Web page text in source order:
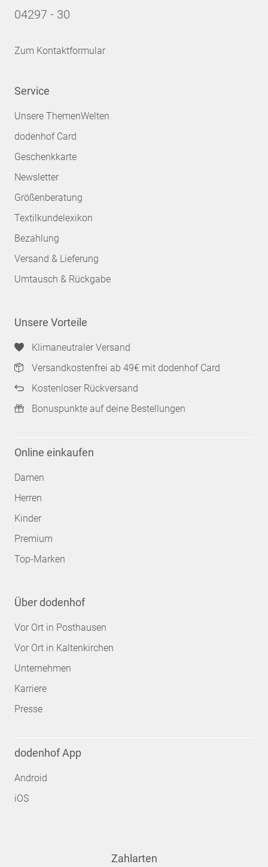
04297 - 30
Zum Kontaktformular
Service
Unsere ThemenWelten
dodenhof Card
Geschenkkarte
Newsletter
Größenberatung
Textilkundelexikon
Bezahlung
Versand & Lieferung
Umtausch & Rückgabe
Unsere Vorteile
Klimaneutraler Versand
Versandkostenfrei ab 49€ mit dodenhof Card
Kostenloser Rückversand
Bonuspunkte auf deine Bestellungen
Online einkaufen
Damen
Herren
Kinder
Premium
Top-Marken
Über dodenhof
Vor Ort in Posthausen
Vor Ort in Kaltenkirchen
Unternehmen
Karriere
Presse
dodenhof App
Android
iOS
Zahlarten